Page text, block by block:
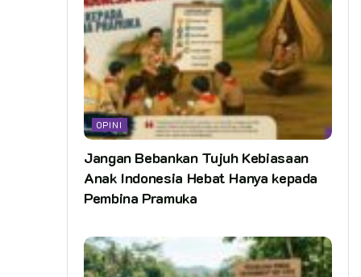
OPINI
Jangan Bebankan Tujuh Kebiasaan
Anak Indonesia Hebat Hanya kepada
Pembina Pramuka